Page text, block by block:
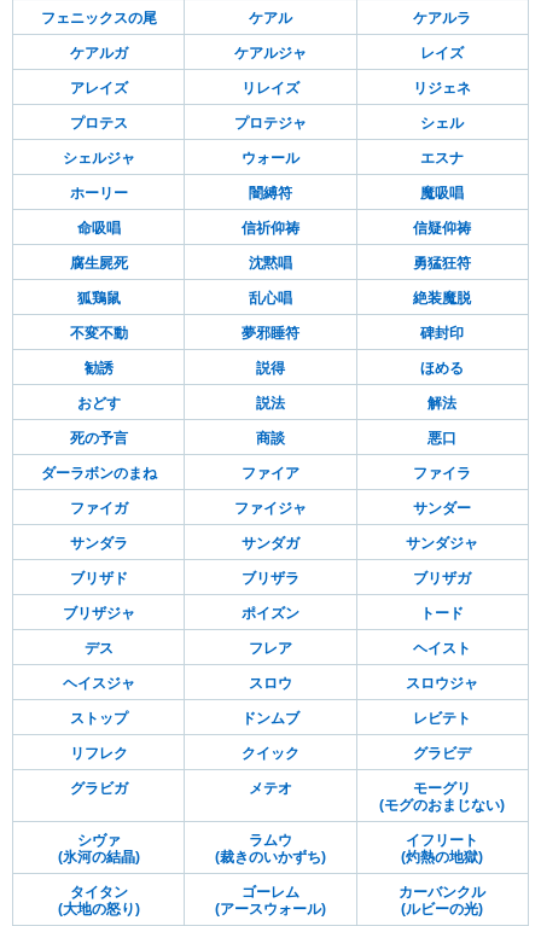
フェニックスの尾 ケアル ケアルラ
ケアルガ ケアルジャ レイズ
アレイズ リレイズ リジェネ
プロテス プロテジャ シェル
シェルジャ ウォール エスナ
ホーリー 闇縛符 魔吸唱
命吸唱 信祈仰祷 信疑仰祷
腐生屍死 沈黙唱 勇猛狂符
狐鶏鼠 乱心唱 絶装魔脱
不変不動 夢邪睡符 碑封印
勧誘 説得 ほめる
おどす 説法 解法
死の予言 商談 悪口
ダーラボンのまね ファイア ファイラ
ファイガ ファイジャ サンダー
サンダラ サンダガ サンダジャ
ブリザド ブリザラ ブリザガ
ブリザジャ ポイズン トード
デス フレア ヘイスト
ヘイスジャ スロウ スロウジャ
ストップ ドンムブ レビテト
リフレク クイック グラビデ
グラビガ メテオ
モーグリ
(モグのおまじない)
シヴァ
(氷河の結晶)
ラムウ
(裁きのいかずち)
イフリート
(灼熱の地獄)
タイタン
(大地の怒り)
ゴーレム
(アースウォール)
カーバンクル
(ルビーの光)